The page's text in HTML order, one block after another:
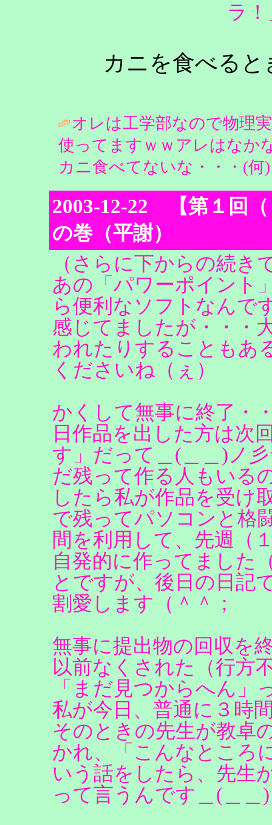
ラ
カニを食べる
オレは工学部なので物理
使ってますｗｗアレはなか
カニ食べてないな・・・(何
2003-12-22 【第１回
の巻（平謝）
（さらに下からの続き
あの「パワーポイント
ら便利なソフトなんで
感じてましたが・・・
われたりすることもあ
くださいね（ぇ）
かくして無事に終了・
日作品を出した方は次
す」だって＿(＿＿)ノ
だ残って作る人もいる
したら私が作品を受け
で残ってパソコンと格
間を利用して、先週（
自発的に作ってました
とですが、後日の日記
割愛します（＾＾；
無事に提出物の回収を
以前なくされた（行方
「まだ見つからへん」
私が今日、普通に３時
そのときの先生が教卓
かれ、「こんなところ
いう話をしたら、先生
って言うんです＿(＿